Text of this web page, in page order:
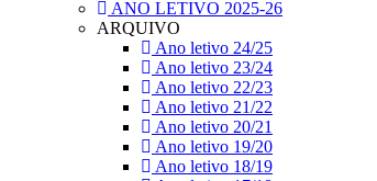
ANO LETIVO 2025-26
ARQUIVO
Ano letivo 24/25
Ano letivo 23/24
Ano letivo 22/23
Ano letivo 21/22
Ano letivo 20/21
Ano letivo 19/20
Ano letivo 18/19